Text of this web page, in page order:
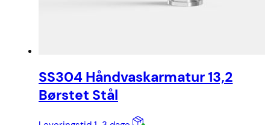
SS304 Håndvaskarmatur 13,2
Børstet Stål